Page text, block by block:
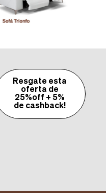
Resgate esta
oferta de
25%off + 5%
de cashback!